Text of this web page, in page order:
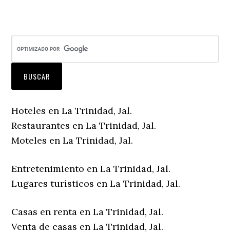
Hoteles en La Trinidad, Jal.
Restaurantes en La Trinidad, Jal.
Moteles en La Trinidad, Jal.
Entretenimiento en La Trinidad, Jal.
Lugares turísticos en La Trinidad, Jal.
Casas en renta en La Trinidad, Jal.
Venta de casas en La Trinidad, Jal.